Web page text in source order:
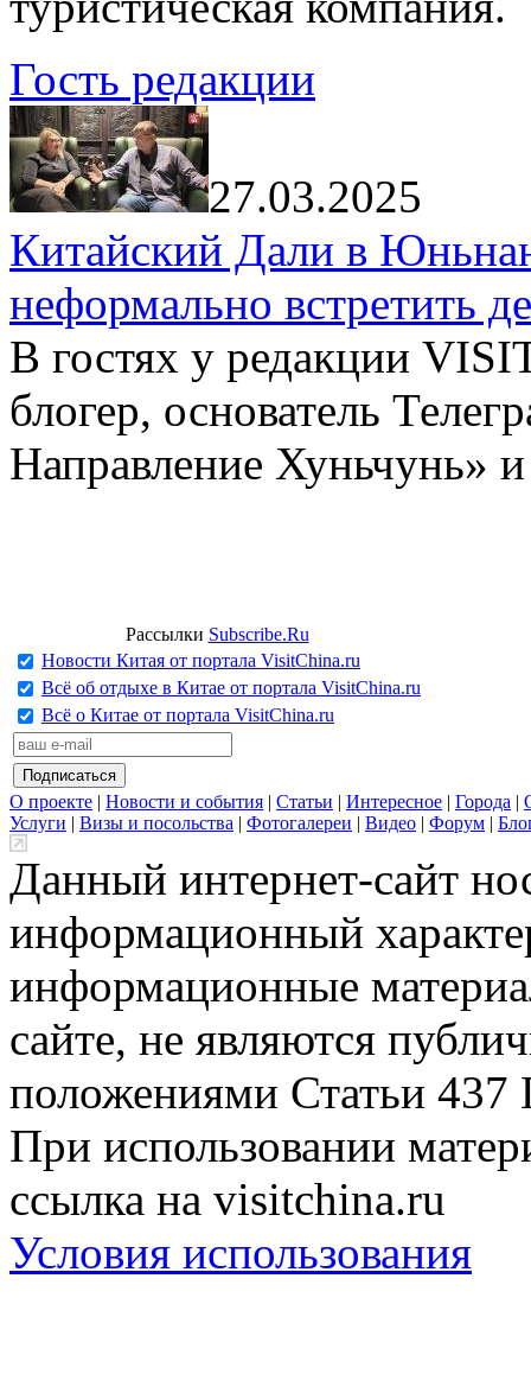
Гость редакции
27.03.2025
Китайский Дали в
неформально встретить
В гостях у редакции
блогер, основатель
Направление Хуньчунь»
Рассылки Subscribe.Ru
Новости Китая от портала VisitChina.ru
Всё об отдыхе в Китае от портала VisitChina.ru
Всё о Китае от портала VisitChina.ru
О проекте | Новости и события | Статьи | Интересное | Города |
Услуги | Визы и посольства | Фотогалереи | Видео | Форум |
Данный интернет-сайт
информационный
информационные
сайте, не являются
положениями Статьи 437
При использовании
ссылка на visitchina.ru
Условия использования